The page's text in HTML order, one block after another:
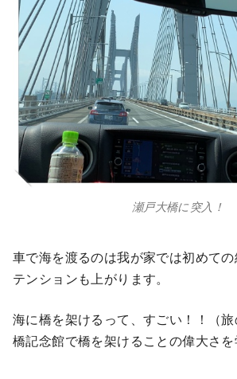
瀬戸大橋に突入！
車で海を渡るのは我が家では初めて
テンションも上がります。
海に橋を架けるって、すごい！！（
橋記念館で橋を架けることの偉大さを